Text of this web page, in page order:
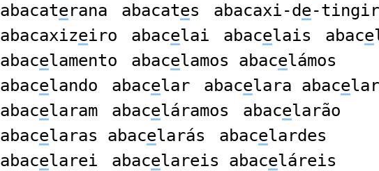
abacaterana abacates abacaxi-de-tingir
abacaxizeiro abacelai abacelais abace
abacelamento abacelamos abacelámos
abacelando abacelar abacelara abace
abacelaram abaceláramos abacelarão
abacelaras abacelarás abacelardes
abacelarei abacelareis abaceláreis